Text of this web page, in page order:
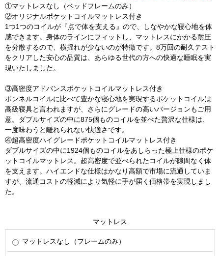
①マットレスなし（ベッドフレームのみ）
②オリジナルポケットコイルマットレス付き
1つ1つのコイルが『点で体を支える』ので、しなやかな寝心地を体
感できます。身体のラインにフィットし、マットレスにかかる耐圧
を分散するので、横揺れが少ないのが特徴です。8万回の耐久テスト
をクリアした安心の品質は、あらゆる世代の方への快適な睡眠を実
現いたしました。
③高密度アドバンスポケットコイルマットレス付き
ボンネルコイルに比べて豊かな寝心地を実現するポケットコイルは
高級寝具と言われますが、さらにグレードの高いバージョンもご用
意。ダブルサイズの中に875個ものコイルを並べた贅沢な仕様は、
一度味わうと離れられない快適さです。
④超高密度ハイグレードポケットコイルマットレス付き
ダブルサイズの中に1924個ものコイルをあしらった極上仕様のポケ
ットコイルマットレス。超高密度で並べられたコイルが隙間なく体
を支えます。ハイエンドな仕様はかなり高額で市場に流通していま
すが、流通コストの軽減により気軽に手が届く価格帯を実現しまし
た。
マットレス
マットレスなし（フレームのみ）